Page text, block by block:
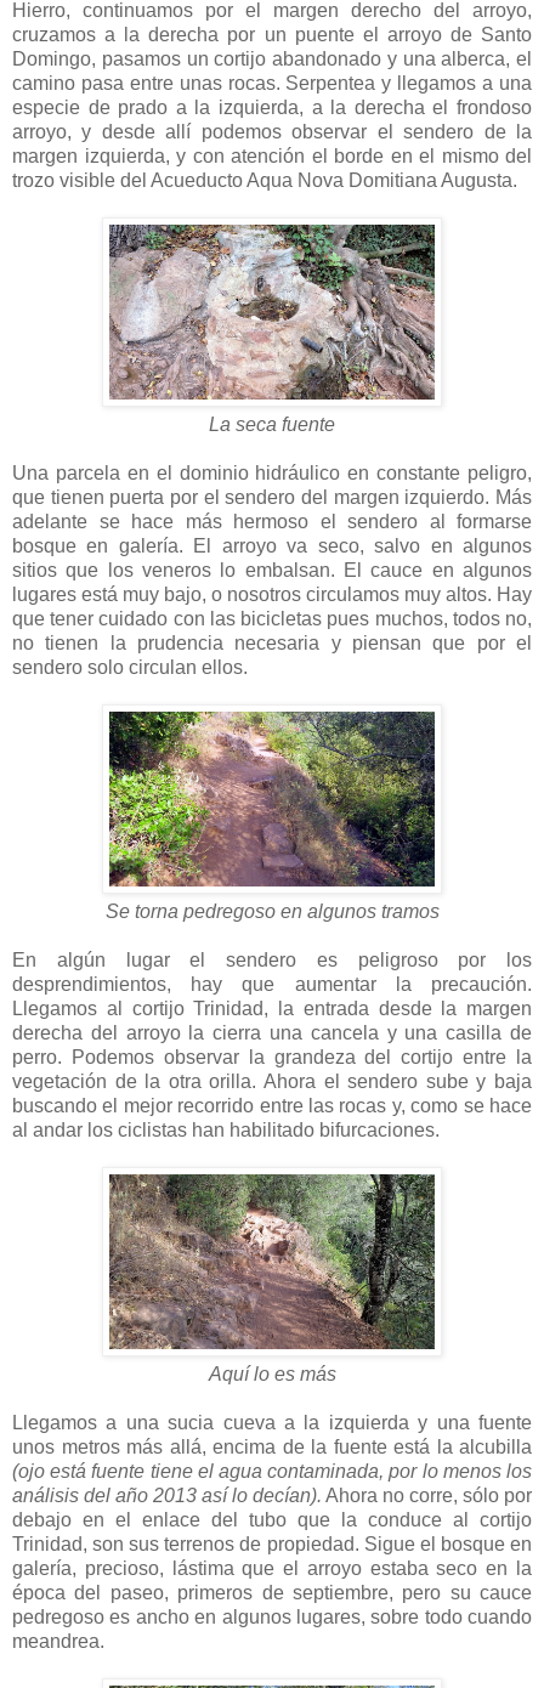
Hierro, continuamos por el margen derecho del arroyo,
cruzamos a la derecha por un puente el arroyo de Santo
Domingo, pasamos un cortijo abandonado y una alberca, el
camino pasa entre unas rocas. Serpentea y llegamos a una
especie de prado a la izquierda, a la derecha el frondoso
arroyo, y desde allí podemos observar el sendero de la
margen izquierda, y con atención el borde en el mismo del
trozo visible del Acueducto Aqua Nova Domitiana Augusta.
La seca fuente
Una parcela en el dominio hidráulico en constante peligro,
que tienen puerta por el sendero del margen izquierdo. Más
adelante se hace más hermoso el sendero al formarse
bosque en galería. El arroyo va seco, salvo en algunos
sitios que los veneros lo embalsan. El cauce en algunos
lugares está muy bajo, o nosotros circulamos muy altos. Hay
que tener cuidado con las bicicletas pues muchos, todos no,
no tienen la prudencia necesaria y piensan que por el
sendero solo circulan ellos.
Se torna pedregoso en algunos tramos
En algún lugar el sendero es peligroso por los
desprendimientos, hay que aumentar la precaución.
Llegamos al cortijo Trinidad, la entrada desde la margen
derecha del arroyo la cierra una cancela y una casilla de
perro. Podemos observar la grandeza del cortijo entre la
vegetación de la otra orilla. Ahora el sendero sube y baja
buscando el mejor recorrido entre las rocas y, como se hace
al andar los ciclistas han habilitado bifurcaciones.
Aquí lo es más
Llegamos a una sucia cueva a la izquierda y una fuente
unos metros más allá, encima de la fuente está la alcubilla
(ojo está fuente tiene el agua contaminada, por lo menos los
análisis del año 2013 así lo decían). Ahora no corre, sólo por
debajo en el enlace del tubo que la conduce al cortijo
Trinidad, son sus terrenos de propiedad. Sigue el bosque en
galería, precioso, lástima que el arroyo estaba seco en la
época del paseo, primeros de septiembre, pero su cauce
pedregoso es ancho en algunos lugares, sobre todo cuando
meandrea.